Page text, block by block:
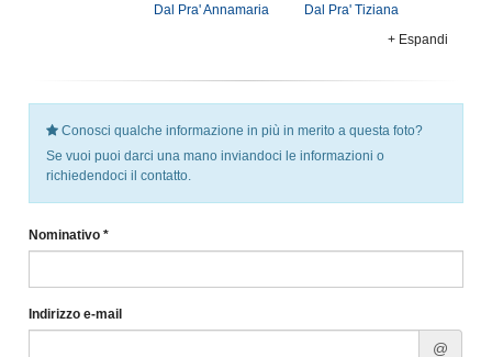
Dal Pra' Annamaria
Dal Pra' Tiziana
+ Espandi
Conosci qualche informazione in più in merito a questa foto?
Se vuoi puoi darci una mano inviandoci le informazioni o
richiedendoci il contatto.
Nominativo *
Indirizzo e-mail
@